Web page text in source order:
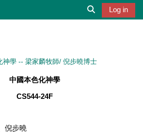
Log in
神學 -- 梁家麟牧師/ 倪步曉博士
中國本色化神學
CS544-24F
倪步曉